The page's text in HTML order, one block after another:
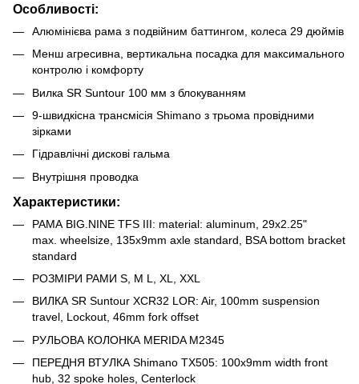
Особливості:
Алюмінієва рама з подвійним баттингом, колеса 29 дюймів
Менш агресивна, вертикальна посадка для максимального
контролю і комфорту
Вилка SR Suntour 100 мм з блокуванням
9-швидкісна трансмісія Shimano з трьома провідними
зірками
Гідравлічні дискові гальма
Внутрішня проводка
Характеристики:
РАМА BIG.NINE TFS III: material: aluminum, 29x2.25"
max. wheelsize, 135x9mm axle standard, BSA bottom bracket
standard
РОЗМІРИ РАМИ S, M L, XL, XXL
ВИЛКА SR Suntour XCR32 LOR: Air, 100mm suspension
travel, Lockout, 46mm fork offset
РУЛЬОВА КОЛОНКА MERIDA M2345
ПЕРЕДНЯ ВТУЛКА Shimano TX505: 100x9mm width front
hub, 32 spoke holes, Centerlock